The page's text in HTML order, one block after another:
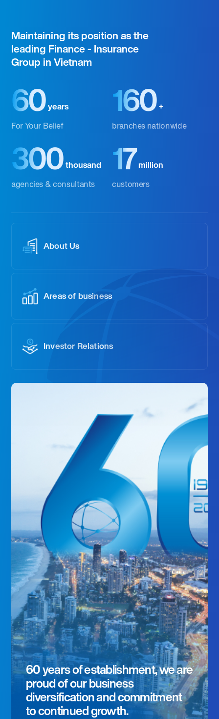
Maintaining its position as the
leading Finance - Insurance
Group in Vietnam
60 years
For Your Belief
160 +
branches nationwide
300 thousand
agencies & consultants
17 million
customers
About Us
Areas of business
Investor Relations
60 years of establishment, we are
proud of our business
diversification and commitment
to continued growth.